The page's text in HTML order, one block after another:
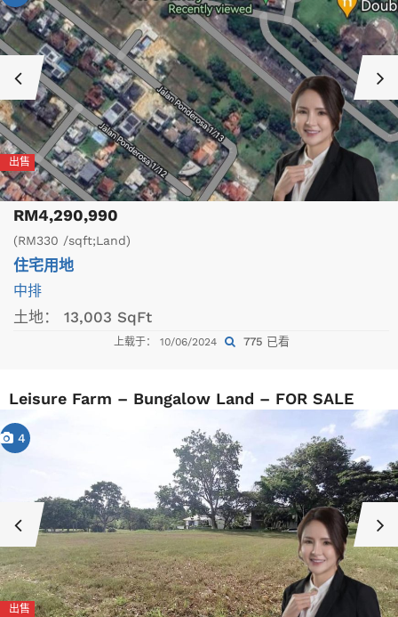
出售
RM4,290,990
(RM330 /sqft;Land)
住宅用地
中排
土地： 13,003 SqFt
上载于： 10/06/2024 775 已看
Leisure Farm – Bungalow Land – FOR SALE
4
出售